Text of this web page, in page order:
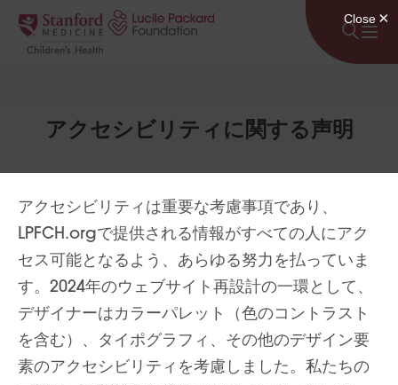
コンテンツにスキップ
アクセシビリティに関する声明
アクセシビリティは重要な考慮事項であり、
LPFCH.orgで提供される情報がすべての人にアク
セス可能となるよう、あらゆる努力を払っていま
す。2024年のウェブサイト再設計の一環として、
デザイナーはカラーパレット（色のコントラスト
を含む）、タイポグラフィ、その他のデザイン要
素のアクセシビリティを考慮しました。私たちの